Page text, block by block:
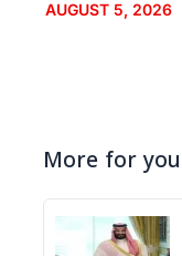
AUGUST 5, 2026
More for you